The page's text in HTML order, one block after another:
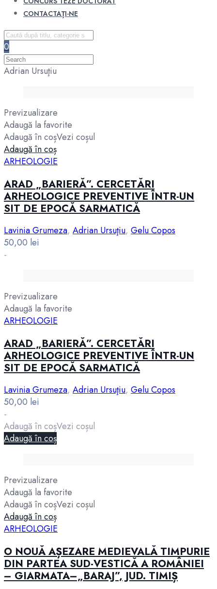
CONTACTAȚI-NE
0
Adrian Ursuţiu
Previzualizare
Adaugă la favorite
Adaugă în coșVezi coșul
Adaugă în coș
ARHEOLOGIE
ARAD „BARIERĂ”. CERCETĂRI
ARHEOLOGICE PREVENTIVE ÎNTR-UN
SIT DE EPOCĂ SARMATICĂ
Lavinia Grumeza, Adrian Ursuţiu, Gelu Copos
50,00 lei
-
Previzualizare
Adaugă la favorite
ARHEOLOGIE
ARAD „BARIERĂ”. CERCETĂRI
ARHEOLOGICE PREVENTIVE ÎNTR-UN
SIT DE EPOCĂ SARMATICĂ
Lavinia Grumeza, Adrian Ursuţiu, Gelu Copos
50,00 lei
-
Adaugă în coșVezi coșul
Adaugă în coș
Previzualizare
Adaugă la favorite
Adaugă în coșVezi coșul
Adaugă în coș
ARHEOLOGIE
O NOUĂ AȘEZARE MEDIEVALĂ TIMPURIE
DIN PARTEA SUD-VESTICĂ A ROMÂNIEI
– GIARMATA–„BARAJ”, JUD. TIMIȘ